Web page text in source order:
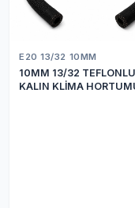
E20 13/32 10MM
10MM 13/32 TEFLONLU
KALIN KLİMA